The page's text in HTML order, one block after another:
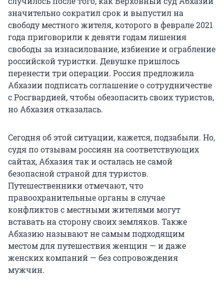
значительно сократил срок и выпустил на
свободу местного жителя, которого в феврале 2021
года приговорили к девяти годам лишения
свободы за изнасилование, избиение и ограбление
российской туристки. Девушке пришлось
перенести три операции. Россия предложила
Абхазии подписать соглашение о сотрудничестве
с Росгвардией, чтобы обезопасить своих туристов,
но Абхазия отказалась.
Сегодня об этой ситуации, кажется, подзабыли. Но,
судя по отзывам россиян на соответствующих
сайтах, Абхазия так и осталась не самой
безопасной страной для туристов.
Путешественники отмечают, что
правоохранительные органы в случае
конфликтов с местными жителями могут
вставать на сторону своих земляков. Также
Абхазию называют не самым подходящим
местом для путешествия женщин — и даже
женских компаний — без сопровождения
мужчин.